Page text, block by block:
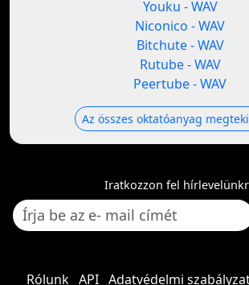
Youku - WAV
Niconico - WAV
Bitchute - WAV
Rutube - WAV
Peertube - WAV
Az összes oktatóanyag
Iratkozzon fel
Rólunk API Adatvédelmi